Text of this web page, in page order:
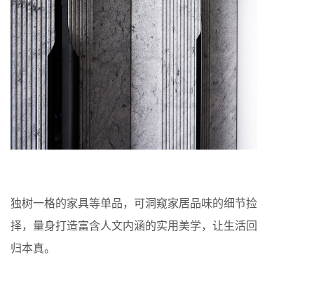
独树一格的家具等单品，可洞窥家居品味的细节捡
择，量身打造富含人文内涵的实用美学，让生活回
归本真。